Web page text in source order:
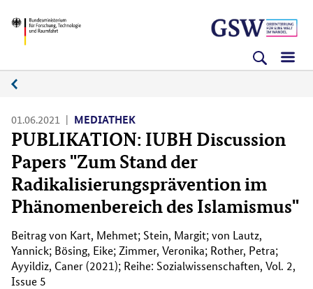
zum
(Eingabetaste)
zum
(Eingabetaste)
zur
(Eingabetaste)
BMFTR
01.06.2021 MEDIATHEK
PUBLIKATION: IUBH Discussion
Papers "Zum Stand der
Radikalisierungsprävention im
Phänomenbereich des Islamismus"
Beitrag von Kart, Mehmet; Stein, Margit; von Lautz,
Yannick; Bösing, Eike; Zimmer, Veronika; Rother, Petra;
Ayyildiz, Caner (2021); Reihe: Sozialwissenschaften, Vol. 2,
Issue 5